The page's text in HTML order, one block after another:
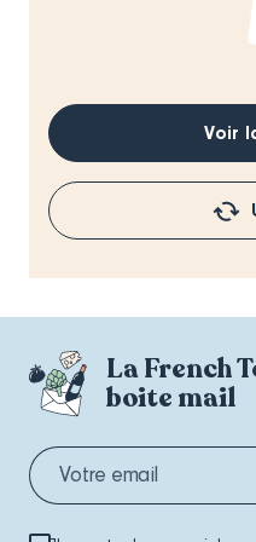
Voir
La French
boite mail